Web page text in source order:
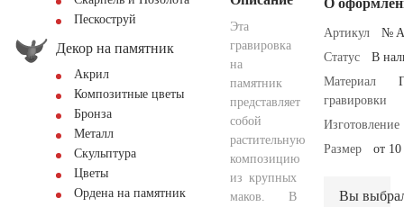
Пескоструй
Декор на памятник
Акрил
Композитные цветы
Бронза
Металл
Скульптура
Цветы
Ордена на памятник
Эта
гравировка
на
памятник
представляет
собой
растительную
композицию
из крупных
маков. В
Артикул
№
Статус
В
Материал
гравировки
Изготовление
Размер
от
Вы